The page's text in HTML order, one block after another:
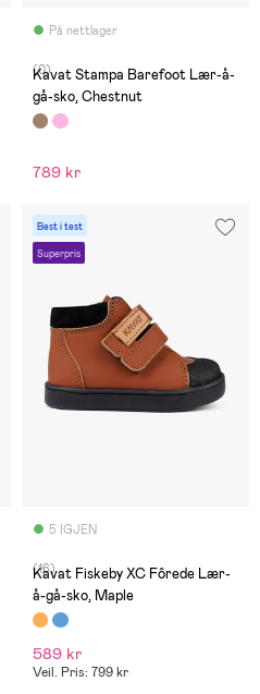
På nettlager
(0)
Kavat Stampa Barefoot Lær-å-
gå-sko, Chestnut
789 kr
Best i test
Superpris
5 IGJEN
(16)
Kavat Fiskeby XC Fôrede Lær-
å-gå-sko, Maple
589 kr
Veil. Pris: 799 kr